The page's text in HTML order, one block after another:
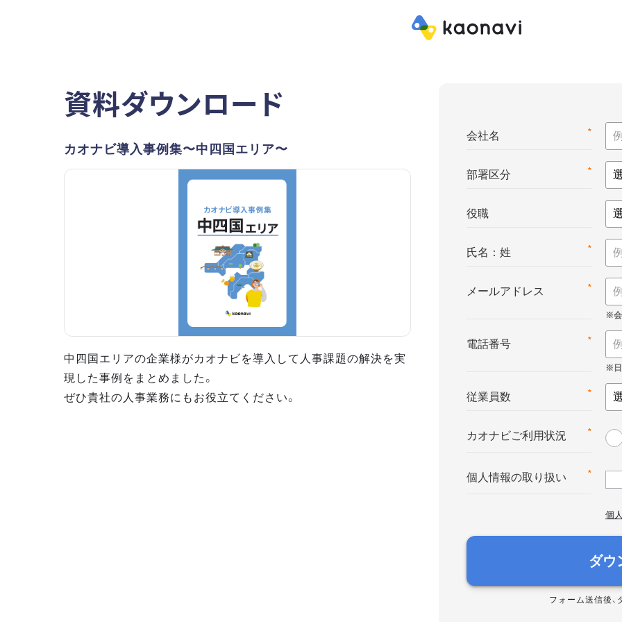
資料ダウンロード
カオナビ導入事例集〜中四国エリア〜
中四国エリアの企業様がカオナビを導入して人事課題の解決を実
現した事例をまとめました。
ぜひ貴社の人事業務にもお役立てください。
*
会社名
*
部署区分
役職
*
氏名：姓
*
メールアドレス
*
電話番号
*
従業員数
*
カオナビご利用状況
*
個人情報の取り扱い
個
ダウ
フォーム送信後